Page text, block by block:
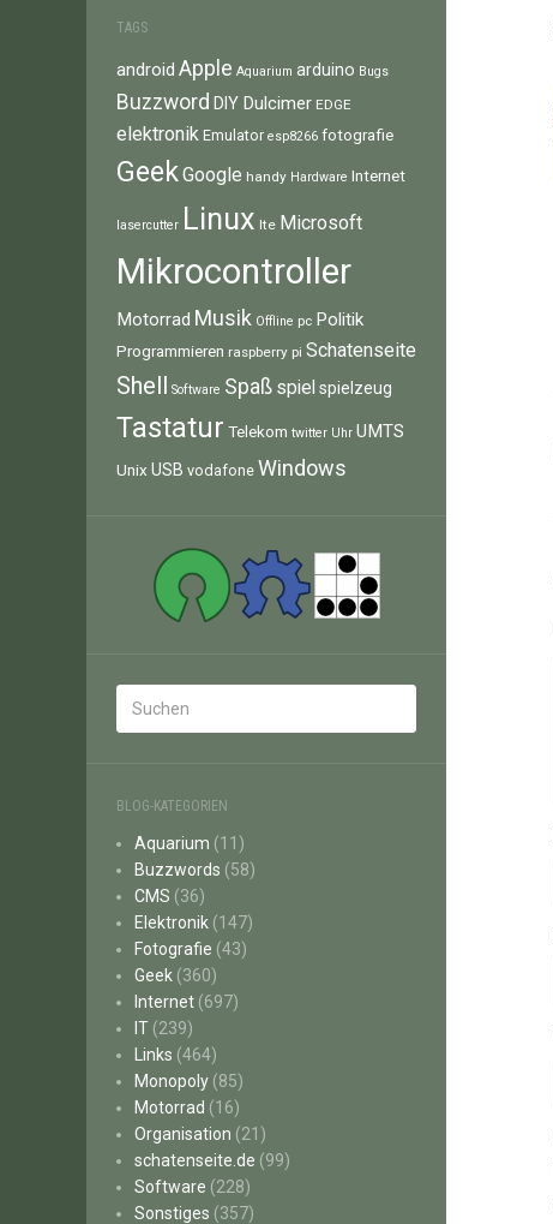
TAGS
android Apple Aquarium arduino Bugs
Buzzword DIY Dulcimer EDGE
elektronik Emulator esp8266 fotografie
GeekGoogle handy Hardware Internet
lasercutter Linux lte Microsoft
Mikrocontroller
Motorrad Musik Offline pc Politik
Programmieren raspberry pi Schatenseite
Shell Software Spaß spiel spielzeug
Tastatur Telekom twitter Uhr UMTS
Unix USB vodafone Windows
BLOG-KATEGORIEN
Aquarium (11)
Buzzwords (58)
CMS (36)
Elektronik (147)
Fotografie (43)
Geek (360)
Internet (697)
IT (239)
Links (464)
Monopoly (85)
Motorrad (16)
Organisation (21)
schatenseite.de (99)
Software (228)
Sonstiges (357)